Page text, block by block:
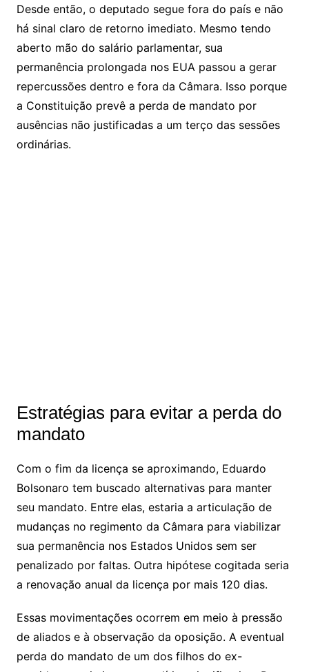
Desde então, o deputado segue fora do país e não
há sinal claro de retorno imediato. Mesmo tendo
aberto mão do salário parlamentar, sua
permanência prolongada nos EUA passou a gerar
repercussões dentro e fora da Câmara. Isso porque
a Constituição prevê a perda de mandato por
ausências não justificadas a um terço das sessões
ordinárias.
Estratégias para evitar a perda do
mandato
Com o fim da licença se aproximando, Eduardo
Bolsonaro tem buscado alternativas para manter
seu mandato. Entre elas, estaria a articulação de
mudanças no regimento da Câmara para viabilizar
sua permanência nos Estados Unidos sem ser
penalizado por faltas. Outra hipótese cogitada seria
a renovação anual da licença por mais 120 dias.
Essas movimentações ocorrem em meio à pressão
de aliados e à observação da oposição. A eventual
perda do mandato de um dos filhos do ex-